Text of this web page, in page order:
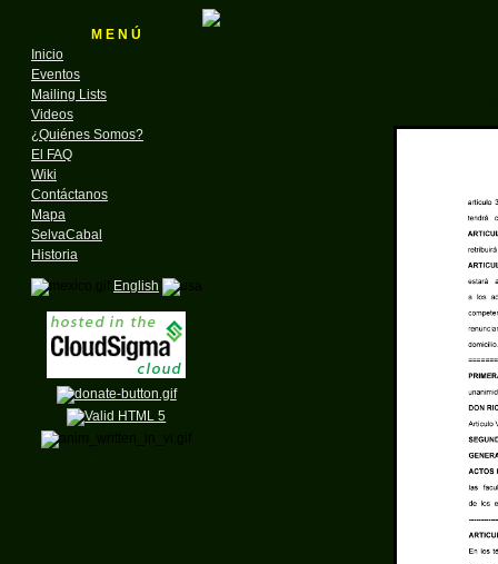
M E N Ú
Inicio
Eventos
Mailing Lists
Videos
¿Quiénes Somos?
El FAQ
Wiki
Contáctanos
Mapa
SelvaCabal
Historia
English